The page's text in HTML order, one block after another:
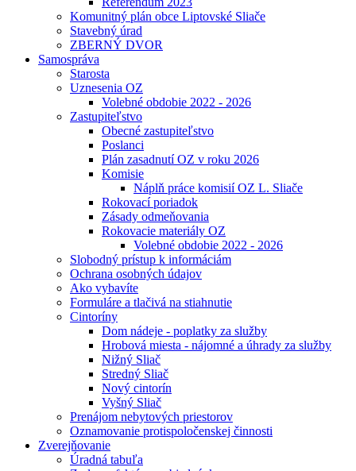
Komunitný plán obce Liptovské Sliače
Stavebný úrad
ZBERNÝ DVOR
Samospráva
Starosta
Uznesenia OZ
Volebné obdobie 2022 - 2026
Zastupiteľstvo
Obecné zastupiteľstvo
Poslanci
Plán zasadnutí OZ v roku 2026
Komisie
Náplň práce komisií OZ L. Sliače
Rokovací poriadok
Zásady odmeňovania
Rokovacie materiály OZ
Volebné obdobie 2022 - 2026
Slobodný prístup k informáciám
Ochrana osobných údajov
Ako vybavíte
Formuláre a tlačivá na stiahnutie
Cintoríny
Dom nádeje - poplatky za služby
Hrobová miesta - nájomné a úhrady za služby
Nižný Sliač
Stredný Sliač
Nový cintorín
Vyšný Sliač
Prenájom nebytových priestorov
Oznamovanie protispoločenskej činnosti
Zverejňovanie
Úradná tabuľa